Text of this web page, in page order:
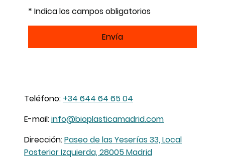
* Indica los campos obligatorios
Envía
Teléfono: +34 644 64 65 04
E-mail:info@bioplasticamadrid.com
Dirección:Paseo de las Yeserías 33, Local
Posterior Izquierda, 28005 Madrid